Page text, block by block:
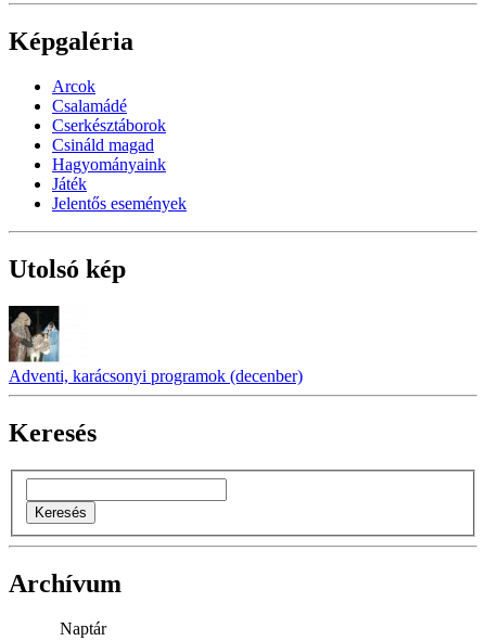
Képgaléria
Arcok
Csalamádé
Cserkésztáborok
Csináld magad
Hagyományaink
Játék
Jelentős események
Utolsó kép
Adventi, karácsonyi programok (decenber)
Keresés
Archívum
Naptár